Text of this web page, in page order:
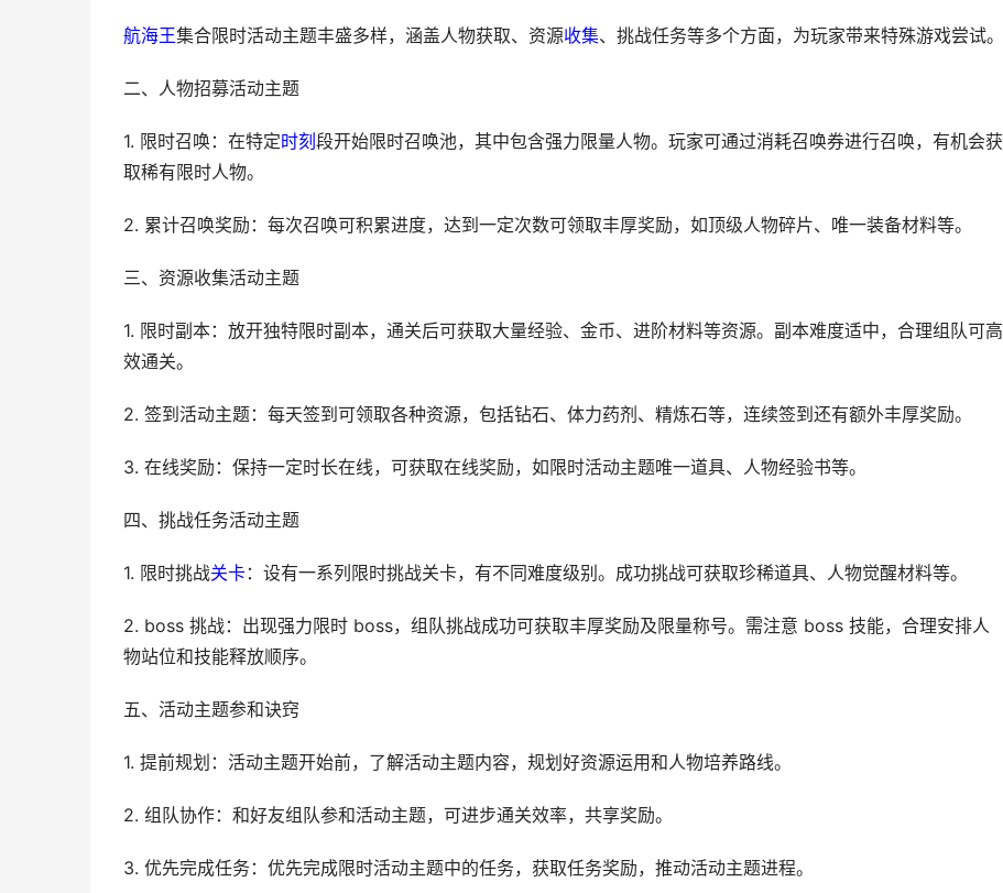
航海王集合限时活动主题丰盛多样，涵盖人物获取、资源收集、挑战任务等多个方面，为玩家带来特殊游戏尝试。
二、人物招募活动主题
1. 限时召唤：在特定时刻 段开始限时召唤池，其中包含强力限量人物。玩家可通过消耗召唤券进行召唤，有机会获
取稀有限时人物。
2. 累计召唤奖励：每次召唤可积累进度，达到一定次数可领取丰厚奖励，如顶级人物碎片、唯一装备材料等。
三、资源收集活动主题
1. 限时副本：放开独特限时副本，通关后可获取大量经验、金币、进阶材料等资源。副本难度适中，合理组队可高
效通关。
2. 签到活动主题：每天签到可领取各种资源，包括钻石、体力药剂、精炼石等，连续签到还有额外丰厚奖励。
3. 在线奖励：保持一定时长在线，可获取在线奖励，如限时活动主题唯一道具、人物经验书等。
四、挑战任务活动主题
1. 限时挑战关卡：设有一系列限时挑战关卡，有不同难度级别。成功挑战可获取珍稀道具、人物觉醒材料等。
2. boss 挑战：出现强力限时 boss，组队挑战成功可获取丰厚奖励及限量称号。需注意 boss 技能，合理安排人
物站位和技能释放顺序。
五、活动主题参和诀窍
1. 提前规划：活动主题开始前，了解活动主题内容，规划好资源运用和人物培养路线。
2. 组队协作：和好友组队参和活动主题，可进步通关效率，共享奖励。
3. 优先完成任务：优先完成限时活动主题中的任务，获取任务奖励，推动活动主题进程。